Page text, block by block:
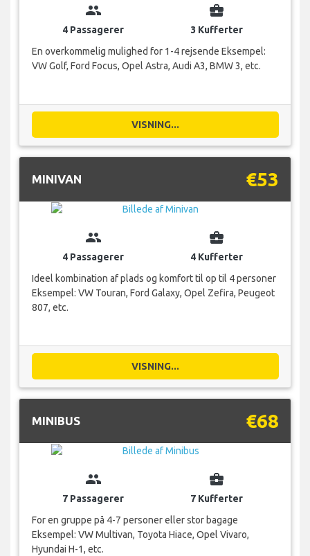
group
4 Passagerer
business_center
3 Kufferter
En overkommelig mulighed for 1-4 rejsende Eksempel:
VW Golf, Ford Focus, Opel Astra, Audi A3, BMW 3, etc.
VISNING...
MINIVAN €53
group
4 Passagerer
business_center
4 Kufferter
Ideel kombination af plads og komfort til op til 4 personer
Eksempel: VW Touran, Ford Galaxy, Opel Zefira, Peugeot
807, etc.
VISNING...
MINIBUS €68
group
7 Passagerer
business_center
7 Kufferter
For en gruppe på 4-7 personer eller stor bagage
Eksempel: VW Multivan, Toyota Hiace, Opel Vivaro,
Hyundai H-1, etc.